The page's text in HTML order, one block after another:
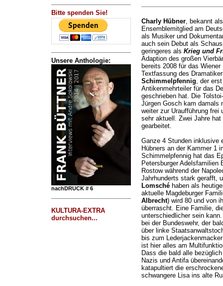
Bitte spenden Sie!
Unsere Anthologie:
nachDRUCK # 6
KULTURA-EXTRA
durchsuchen...
Charly Hübner, bekannt
Ensemblemitglied am
als Musiker und
auch sein Debut als
geringeres als Krieg und
Adaption des großen
bereits 2008 für das
Textfassung des
Schimmelpfennig, der
Antikenmehrteiler für das
geschrieben hat. Die
Jürgen Gosch kam damals
weiter zur Uraufführung frei
sehr aktuell. Zwei Jahre
gearbeitet.
Ganze 4 Stunden inklusive
Hübners an der Kammer 1
Schimmelpfennig hat das
Petersburger Adelsfamilien
Rostow während der
Jahrhunderts stark gerafft,
Lomschéhaben als
aktuelle Magdeburger
Albrecht) wird 80 und von
überrascht. Eine Familie,
unterschiedlicher sein
bei der Bundeswehr, der
über linke
bis zum
ist hier alles am
Dass die bald alle
Nazis und Antifa
katapultiert die
schwangere Lisa ins alte